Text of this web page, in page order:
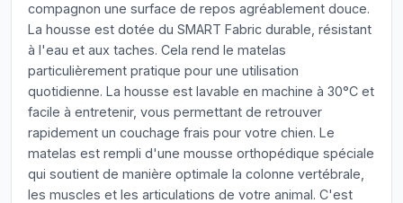
compagnon une surface de repos agréablement douce.
La housse est dotée du SMART Fabric durable, résistant
à l'eau et aux taches. Cela rend le matelas
particulièrement pratique pour une utilisation
quotidienne. La housse est lavable en machine à 30°C et
facile à entretenir, vous permettant de retrouver
rapidement un couchage frais pour votre chien. Le
matelas est rempli d'une mousse orthopédique spéciale
qui soutient de manière optimale la colonne vertébrale,
les muscles et les articulations de votre animal. C'est